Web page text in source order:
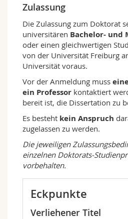
Zulassung
Die Zulassung zum Doktorat
universitären Bachelor- und
oder einen gleichwertigen
von der Universität Freiburg
Universität voraus.
Vor der Anmeldung muss
ein Professor kontaktiert
bereit ist, die Dissertation zu
Es besteht kein Anspruch
zugelassen zu werden.
Die jeweiligen
einzelnen Doktorats-
vorbehalten.
Eckpunkte
Verliehener Titel